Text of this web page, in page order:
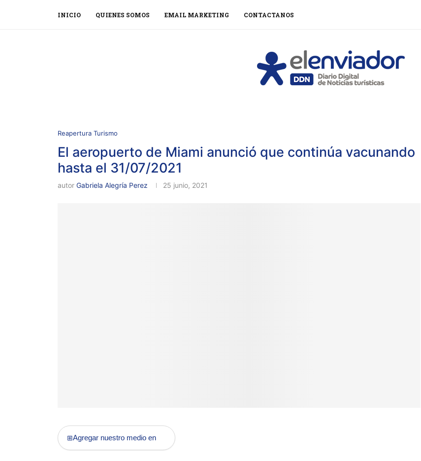
INICIO QUIENES SOMOS EMAIL MARKETING CONTACTANOS
Reapertura Turismo
El aeropuerto de Miami anunció que continúa vacunando
hasta el 31/07/2021
autor Gabriela Alegría Perez 25 junio, 2021
⊞Agregar nuestro medio en